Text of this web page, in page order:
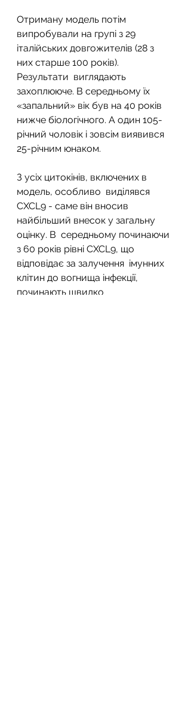
Отриману модель потім
випробували на групі з 29
італійських довгожителів (28 з
них старше 100 років).
Результати  виглядають
захоплююче. В середньому їх
«запальний» вік був на 40 років
нижче біологічного. А один 105-
річний чоловік і зовсім виявився
25-річним юнаком.
З усіх цитокінів, включених в
модель, особливо  виділявся
CXCL9 - саме він вносив
найбільший внесок у загальну
оцінку. В  середньому починаючи
з 60 років рівні CXCL9, що
відповідає за залучення  імунних
клітин до вогнища інфекції,
починають швидко